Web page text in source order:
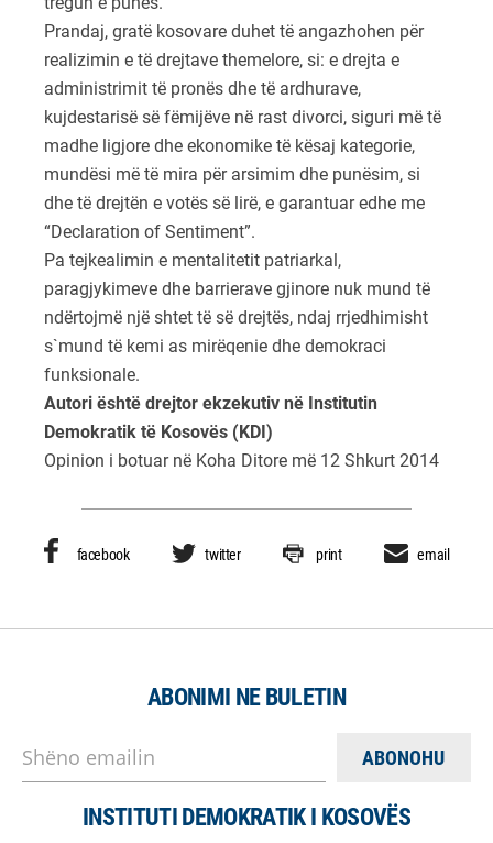
Prandaj, gratë kosovare duhet të angazhohen për
realizimin e të drejtave themelore, si: e drejta e
administrimit të pronës dhe të ardhurave,
kujdestarisë së fëmijëve në rast divorci, siguri më të
madhe ligjore dhe ekonomike të kësaj kategorie,
mundësi më të mira për arsimim dhe punësim, si
dhe të drejtën e votës së lirë, e garantuar edhe me
“Declaration of Sentiment”.
Pa tejkealimin e mentalitetit patriarkal,
paragjykimeve dhe barrierave gjinore nuk mund të
ndërtojmë një shtet të së drejtës, ndaj rrjedhimisht
s`mund të kemi as mirëqenie dhe demokraci
funksionale.
Autori është drejtor ekzekutiv në Institutin
Demokratik të Kosovës (KDI)
Opinion i botuar në Koha Ditore më 12 Shkurt 2014
facebook twitter print email
ABONIMI NE BULETIN
Shëno emailin
INSTITUTI DEMOKRATIK I KOSOVËS